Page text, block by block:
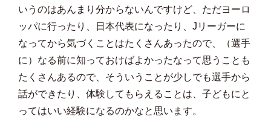
いうのはあんまり分からないんですけど、ただヨーロ
ッパに行ったり、日本代表になったり、Jリーガーに
なってから気づくことはたくさんあったので、（選手
に）なる前に知っておけばよかったなって思うことも
たくさんあるので、そういうことが少しでも選手から
話ができたり、体験してもらえることは、子どもにと
ってはいい経験になるのかなと思います。